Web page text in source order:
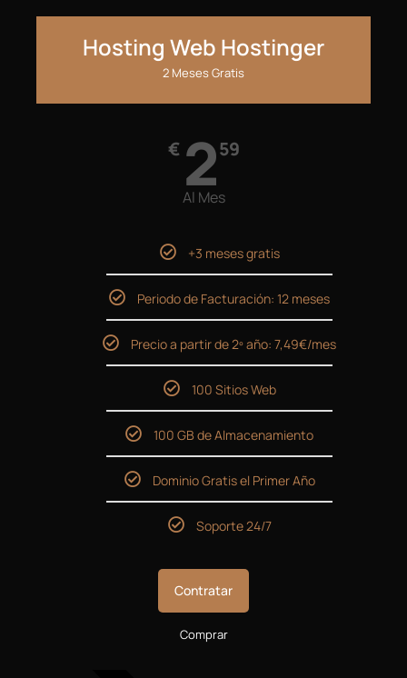
Hosting Web Hostinger
2 Meses Gratis
€ 259
Al Mes
+3 meses gratis
Periodo de Facturación: 12 meses
Precio a partir de 2º año: 7,49€/mes
100 Sitios Web
100 GB de Almacenamiento
Dominio Gratis el Primer Año
Soporte 24/7
Contratar
Comprar